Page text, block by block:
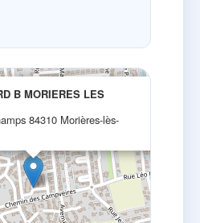
B MORIERES LES
84310 Morières-lès-